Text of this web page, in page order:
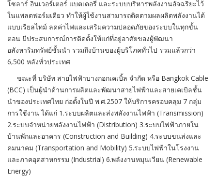
โซลาร์ อินเวอร์เตอร์ แบตเตอรี่ และระบบบริหารพลังงานอัจฉริยะไว้
ในแพลตฟอร์มเดียว ทำให้ผู้ใช้งานสามารถติดตามผลผลิตพลังงานได้
แบบเรียลไทม์ ลดค่าไฟและเสริมความปลอดภัยของระบบในทุกขั้น
ตอน มีประสบการณ์การติดตั้งให้แก่ที่อยู่อาศัยของผู้พัฒนา
อสังหาริมทรัพย์ชั้นนำ รวมถึงบ้านของผู้บริโภคทั่วไป รวมแล้วกว่า
6,500 หลังทั่วประเทศ
ขณะที่ บริษัท สายไฟฟ้าบางกอกเคเบิ้ล จำกัด หรือ Bangkok Cable
(BCC) เป็นผู้นำด้านการผลิตและพัฒนาสายไฟฟ้าและสายเคเบิลชั้น
นำของประเทศไทย ก่อตั้งในปี พ.ศ.2507 ให้บริการครอบคลุม 7 กลุ่ม
การใช้งาน ได้แก่ 1.ระบบผลิตและส่งพลังงานไฟฟ้า (Transmission)
2.ระบบจำหน่ายพลังงานไฟฟ้า (Distribution) 3.ระบบไฟฟ้าภายใน
บ้านพักและอาคาร (Construction and Building) 4.ระบบขนส่งและ
คมนาคม (Transportation and Mobility) 5.ระบบไฟฟ้าในโรงงาน
และภาคอุตสาหกรรม (Industrial) 6.พลังงานหมุนเวียน (Renewable
Energy)